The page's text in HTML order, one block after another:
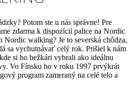
Potom ste u nás správne! Pre
zdarma k dispozícií palice na Nordic
Nordic walking? Je to severská chôdza,
sa vychutnávať celý rok. Prišiel k nám
si ho bežkári vybrali ako ideálnu
Vo Fínsku ho v roku 1997 prvýkrát
program zameraný na celé telo a